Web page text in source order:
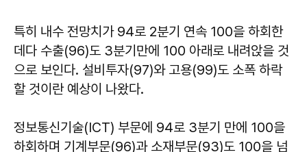
특히 내수 전망치가 94로 2분기 연속 100을 하회한
데다 수출(96)도 3분기만에 100 아래로 내려앉을 것
으로 보인다. 설비투자(97)와 고용(99)도 소폭 하락
할 것이란 예상이 나왔다.
정보통신기술(ICT) 부문에 94로 3분기 만에 100을
하회하며 기계부문(96)과 소재부문(93)도 100을 넘